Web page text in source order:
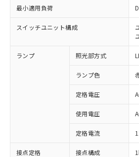
最小適用負荷
スイッチユニット構成
ランプ 照光部方式
ランプ色
定格電圧
使用電圧
定格電流
接点定格 接点構成
※1 対応状況
対応済み：EU RoHS指令
非含有に対応した製品が提供